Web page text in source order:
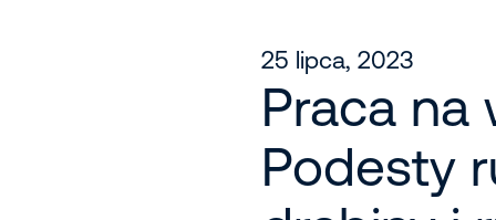
25 lipca, 2023
Praca na
Podesty